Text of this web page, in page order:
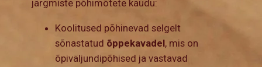
järgmiste põhimõtete kaudu:
Koolitused põhinevad selgelt
sõnastatud õppekavadel, mis on
õpiväljundipõhised ja vastavad